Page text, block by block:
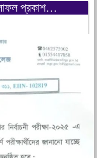
ফলাফল প্রকাশ…